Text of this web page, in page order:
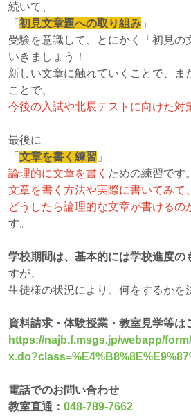
続いて、
「 初見文章題への取り組み 」
受験を意識して、とにかく「初見の
いきましょう！
新しい文章に触れていくことで、ま
ことで、
今後の入試や北辰テストに向けた対
最後に
「 文章を書く練習 」
論理的に文章を書く ための練習です。
文章を書く方法や実際に書いてみて、
どうしたら論理的な文章が書けるの
す。
学校期間は、基本的には学校進度の
すが、
生徒様の状況により、何をするかを
資料請求・体験授業・教室見学等は
https://najb.f.msgs.jp/webapp/
電話でのお問い合わせ
教室直通： 048-789-7662